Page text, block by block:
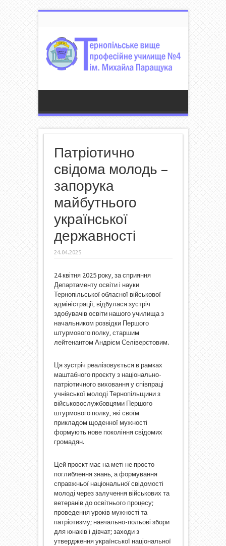
Патріотично
свідома молодь –
запорука
майбутнього
української
державності
24.04.2025
24 квітня 2025 року, за сприяння
Департаменту освіти і науки
Тернопільської обласної військової
адміністрації, відбулася зустріч
здобувачів освіти нашого училища з
начальником розвідки Першого
штурмового полку, старшим
лейтенантом Андрієм Селіверстовим.
​Ця зустріч реалізовується в рамках
маштабного проєкту з національно-
патріотичного виховання у співпраці
учнівської молоді Тернопільщини з
військовослужбовцями Першого
штурмового полку, які своїм
прикладом щоденної мужності
формують нове покоління свідомих
громадян.
Цей проєкт має на меті не просто
поглиблення знань, а формування
справжньої національної свідомості
молоді через залучення військових та
ветеранів до освітнього процесу;
проведення уроків мужності та
патріотизму; навчально-польові збори
для юнаків і дівчат; заходи з
утвердження української національної